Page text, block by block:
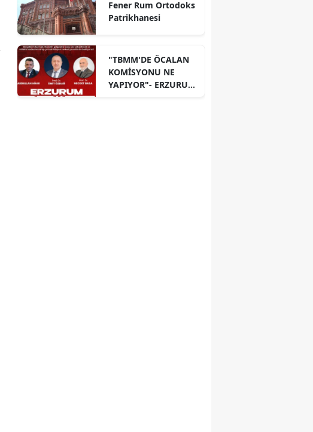
Fener Rum Ortodoks
Patrikhanesi
"TBMM'DE ÖCALAN
KOMİSYONU NE
YAPIYOR"- ERZURUM